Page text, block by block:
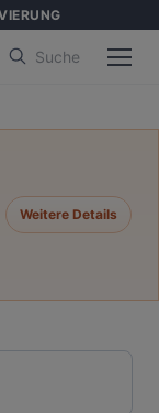
Suche
Weitere Details